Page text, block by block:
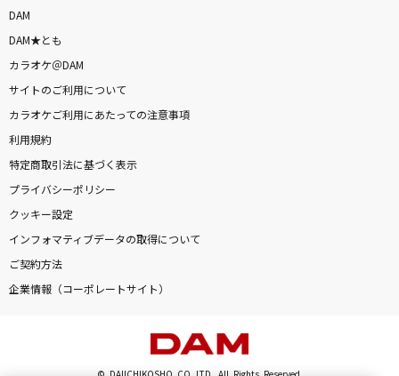
DAM
DAM★とも
カラオケ＠DAM
サイトのご利用について
カラオケご利用にあたっての注意事項
利用規約
特定商取引法に基づく表示
プライバシーポリシー
クッキー設定
インフォマティブデータの取得について
ご契約方法
企業情報（コーポレートサイト）
© DAIICHIKOSHO CO.,LTD. All Rights Reserved.